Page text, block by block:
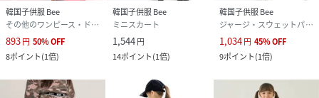
韓国子供服 Bee
その他のワンピース・ドレス
893円 50%OFF
8ポイント(1倍)
韓国子供服 Bee
ミニスカート
1,544円
14ポイント(1倍)
韓国子供服 Bee
ジャージ・スウェットパンツ
1,034円 45%OFF
9ポイント(1倍)